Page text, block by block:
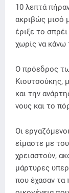
10 λεπτά
ακριβώς μισό
έριξε το
χωρίς να κάνω
Ο πρόεδρος
Κιουτσούκης,
και την
νους και το
Οι
είμαστε με
χρειαστούν,
μάρτυρες
που έχασαν τα